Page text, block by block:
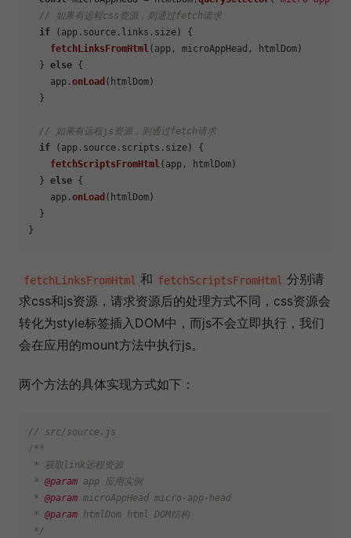
// 如果有远程css资源，则通过fetch请求
if (app. source . links . size ) {
fetchLinksFromHtml(app, microAppHead, htmlDom)
  }
else {
    app.
onLoad (htmlDom)
  }
// 如果有远程js资源，则通过fetch请求
if (app. source . scripts . size ) {
fetchScriptsFromHtml(app, htmlDom)
  }
else {
    app.
onLoad (htmlDom)
  }
fetchLinksFromHtml 和 fetchScriptsFromHtml 分别请
求css和js资源，请求资源后的处理方式不同，css资源会
转化为style标签插入DOM中，而js不会立即执行，我们
会在应用的mount方法中执行js。
两个方法的具体实现方式如下：
// src/source.js
/**
* 获取link远程资源
* @param app 应用实例
* @param microAppHead micro-app-head
* @param htmlDom html DOM结构
*/